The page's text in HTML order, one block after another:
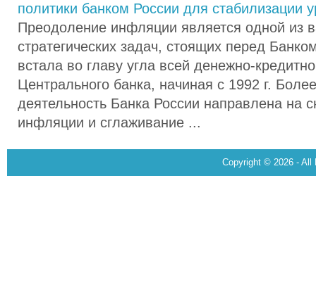
политики банком России для стабилизации
Преодоление инфляции является одной из
стратегических задач, стоящих перед
встала во главу угла всей денежно-
Центрального банка, начиная с 1992 г.
деятельность Банка России направлена на
инфляции и сглаживание ...
Copyright © 2026 - All